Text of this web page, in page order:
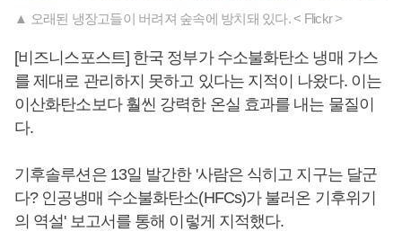
▲ 오래된 냉장고들이 버려져 숲속에 방치돼 있다. < Flickr >
[비즈니스포스트] 한국 정부가 수소불화탄소 냉매 가스
를 제대로 관리하지 못하고 있다는 지적이 나왔다. 이는
이산화탄소보다 훨씬 강력한 온실 효과를 내는 물질이
다.
기후솔루션은 13일 발간한 '사람은 식히고 지구는 달군
다? 인공냉매 수소불화탄소(HFCs)가 불러온 기후위기
의 역설' 보고서를 통해 이렇게 지적했다.